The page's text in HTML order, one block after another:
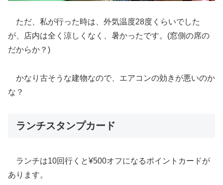
ただ、私が行った時は、外気温度28度くらいでした
が、店内は全く涼しくなく、暑かったです。(窓側の席の
だからか？)
かなり古そうな建物なので、エアコンの効きが悪いのか
な？
ランチスタンプカード
ランチは10回行くと¥500オフになるポイントカードが
あります。